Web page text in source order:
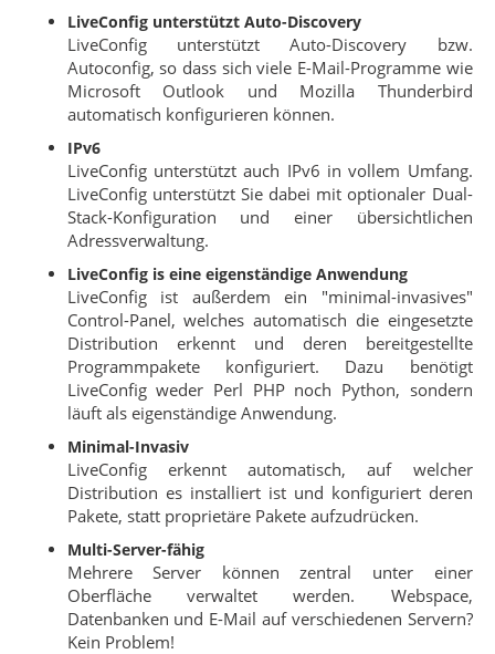
LiveConfig unterstützt Auto-Discovery
LiveConfig unterstützt Auto-Discovery bzw.
Autoconfig, so dass sich viele E-Mail-Programme wie
Microsoft Outlook und Mozilla Thunderbird
automatisch konfigurieren können.
IPv6
LiveConfig unterstützt auch IPv6 in vollem Umfang.
LiveConfig unterstützt Sie dabei mit optionaler Dual-
Stack-Konfiguration und einer übersichtlichen
Adressverwaltung.
LiveConfig is eine eigenständige Anwendung
LiveConfig ist außerdem ein "minimal-invasives"
Control-Panel, welches automatisch die eingesetzte
Distribution erkennt und deren bereitgestellte
Programmpakete konfiguriert. Dazu benötigt
LiveConfig weder Perl PHP noch Python, sondern
läuft als eigenständige Anwendung.
Minimal-Invasiv
LiveConfig erkennt automatisch, auf welcher
Distribution es installiert ist und konfiguriert deren
Pakete, statt proprietäre Pakete aufzudrücken.
Multi-Server-fähig
Mehrere Server können zentral unter einer
Oberfläche verwaltet werden. Webspace,
Datenbanken und E-Mail auf verschiedenen Servern?
Kein Problem!